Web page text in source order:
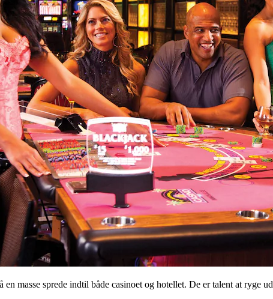
masse sprede indtil både casinoet og hotellet. De er talent at ryge